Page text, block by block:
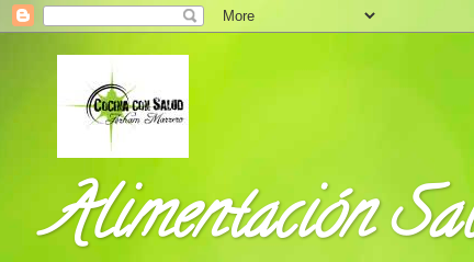
Alimentación